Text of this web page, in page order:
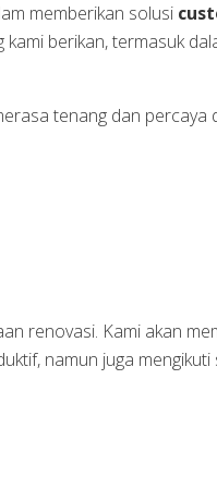
memberikan solusi
berikan, termasuk
tenang dan percaya
renovasi. Kami akan
namun juga